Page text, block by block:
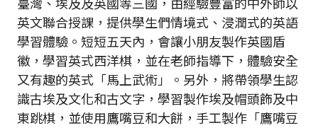
英文聯合授課，提供學生們情境式、浸潤式的英語
學習體驗。短短五天內，會讓小朋友製作英國盾
徽，學習英式西洋棋，並在老師指導下，體驗安全
又有趣的英式「馬上武術」。另外，將帶領學生認
識古埃及文化和古文字，學習製作埃及帽頭飾及中
東跳棋，並使用鷹嘴豆和大餅，手工製作「鷹嘴豆